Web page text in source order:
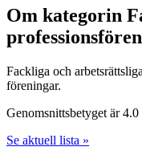
Om kategorin
Fackliga och
föreningar.
Genomsnittsbetyget är 4.0
Se aktuell lista »